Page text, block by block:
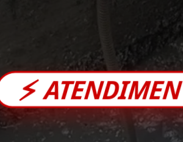
⚡